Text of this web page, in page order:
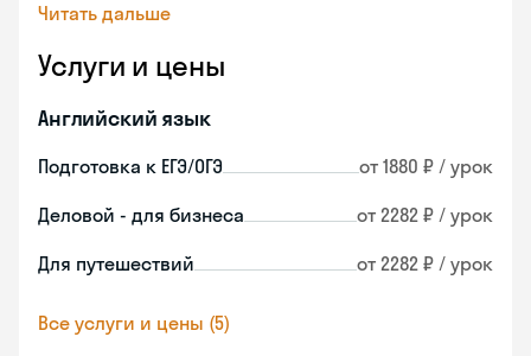
Читать дальше
Услуги и цены
Английский язык
Подготовка к ЕГЭ/ОГЭ от 1880 ₽ / урок
Деловой - для бизнеса от 2282 ₽ / урок
Для путешествий от 2282 ₽ / урок
Все услуги и цены (5)